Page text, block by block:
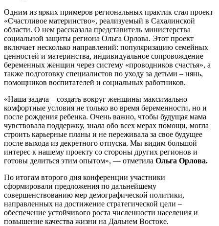
Одним из ярких примеров региональных практик стал проект
«Счастливое материнство», реализуемый в Сахалинской
области. О нем рассказала представитель министерства
социальной защиты региона Ольга Орлова. Этот проект
включает несколько направлений: популяризацию семейных
ценностей и материнства, индивидуальное сопровождение
беременных женщин через систему «проводников счастья», а
также подготовку специалистов по уходу за детьми – нянь,
помощников воспитателей и социальных работников.
«Наша задача – создать вокруг женщины максимально
комфортные условия не только во время беременности, но и
после рождения ребенка. Очень важно, чтобы будущая мама
чувствовала поддержку, знала обо всех мерах помощи, могла
строить карьерные планы и не переживала за свое будущее
после выхода из декретного отпуска. Мы видим большой
интерес к нашему проекту со стороны других регионов и
готовы делиться этим опытом», — отметила Ольга Орлова.
По итогам второго дня конференции участники
сформировали предложения по дальнейшему
совершенствованию мер демографической политики,
направленных на достижение стратегической цели –
обеспечение устойчивого роста численности населения и
повышение качества жизни на Дальнем Востоке.